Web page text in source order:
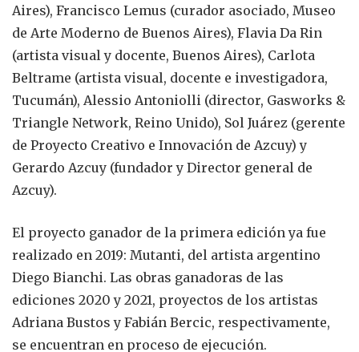
Aires), Francisco Lemus (curador asociado, Museo
de Arte Moderno de Buenos Aires), Flavia Da Rin
(artista visual y docente, Buenos Aires), Carlota
Beltrame (artista visual, docente e investigadora,
Tucumán), Alessio Antoniolli (director, Gasworks &
Triangle Network, Reino Unido), Sol Juárez (gerente
de Proyecto Creativo e Innovación de Azcuy) y
Gerardo Azcuy (fundador y Director general de
Azcuy).
El proyecto ganador de la primera edición ya fue
realizado en 2019: Mutanti, del artista argentino
Diego Bianchi. Las obras ganadoras de las
ediciones 2020 y 2021, proyectos de los artistas
Adriana Bustos y Fabián Bercic, respectivamente,
se encuentran en proceso de ejecución.